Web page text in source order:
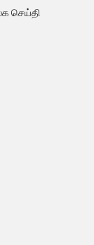
செய்தி